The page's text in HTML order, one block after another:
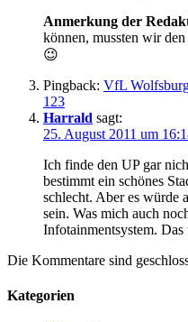
Anmerkung der
können, mussten wir
😉
Pingback: VfL
123
Harrald sagt:
25. August 2011 um
Ich finde den UP gar
bestimmt ein schönes
schlecht. Aber es würde
sein. Was mich auch
Infotainmentsystem.
Die Kommentare sind
Kategorien